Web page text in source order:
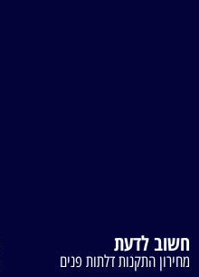
חשוב לדעת
מחירון התקנות דלתות פנים